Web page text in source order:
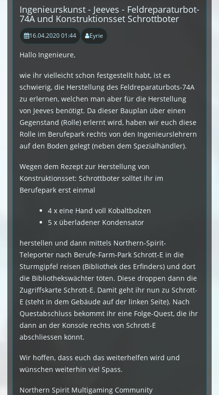
Ingenieurskunst - Jeeves - Feldreparaturbot-
74A und Konstruktionsset Schrottboter
16.04.2020 01:44 Eyrie
Hallo Ingenieure,
wie ihr vielleicht schon festgestellt habt, ist es
schwierig, die Herstellung des Feldreparaturbots-74A
zu erlernen, welchen man aber für die Herstellung
von Jeeves benötigt. Da dieser Bauplan über einen
Gegenstand (Rolle) erlernt wird, haben wir euch diese
Rolle im Berufepark rechts von den Ingenieurslehrern
auf den Boden gelegt (neben dem Spezialhändler).
Wegen dem Rezept zur Herstellung von
Konstruktionsset: Schrottboter solltet ihr im
Berufepark erst einmal
4 x eine Hand voll Kobaltbolzen
5 x überladener Kondensator
herstellen und dann mittels Northern-Spirit-
Teleporter nach Berufe-Farm-Park Schrott-E in die
Sturmgipfel reisen (Bibliothek des Erfinders) und dort
die Bibliothekswächter töten. Diese droppen dann die
Zugriffskarte Schrott-E. Damit geht ihr nun zu Schrott-
E (steht in dem Gebäude auf der linken Seite). Nach
Questabschluss bekommt ihr eine Folge-Quest, die ihr
dann an der Konsole rechts von Schrott-E
abschliessen könnt.
Wir hoffen, dass euch das weiterhelfen wird und
wünschen weiterhin viel Spass.
Northern Spirit Multigaming Community